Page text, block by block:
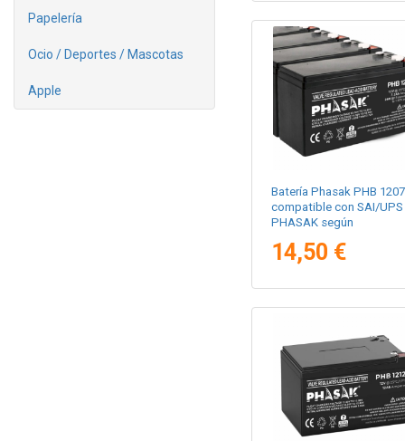
Papelería
Ocio / Deportes / Mascotas
Apple
Batería Phasak PHB 1207
compatible con SAI/UPS
PHASAK según
14,50 €